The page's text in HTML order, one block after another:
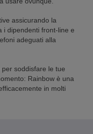
assicurando la
i dipendenti front-line e
adeguati alla
soddisfare le tue
Rainbow è una
in molti